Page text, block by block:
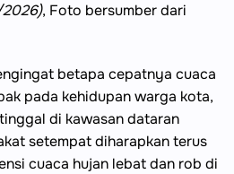
2026), Foto bersumber dari
betapa cepatnya cuaca
pada kehidupan warga kota,
di kawasan dataran
setempat diharapkan terus
cuaca hujan lebat dan rob di